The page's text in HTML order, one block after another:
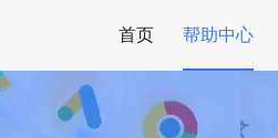
首页 帮助中心